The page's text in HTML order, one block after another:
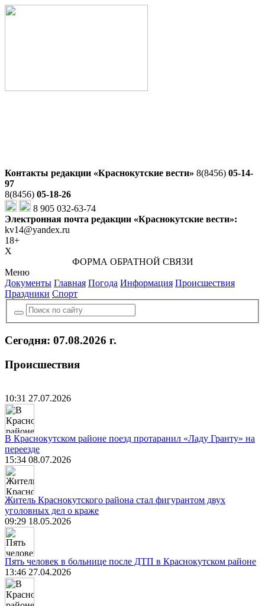
Контакты редакции «Краснокутские вести» 8(8456) 05-14-
97
8(8456) 05-18-26
8 905 032-63-74
Электронная почта редакции «Краснокутские вести»:
kv14@yandex.ru
18+
X
ФОРМА ОБРАТНОЙ СВЯЗИ
Меню
Документы Главная Погода Информация Происшествия
Праздники Спорт
Сегодня: 07.08.2026 г.
Происшествия
10:31 27.07.2026
В Краснокутском районе поезд протаранил «Ладу Гранту» на
переезде
15:34 08.07.2026
Житель Краснокутского района стал фигурантом двух
уголовных дел о краже
09:29 18.05.2026
Пять человек в больнице после ДТП в Краснокутском районе
13:46 27.04.2026